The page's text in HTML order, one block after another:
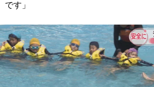
です」